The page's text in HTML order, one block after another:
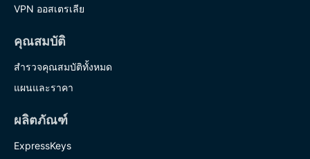
VPN ออสเตรเลีย
คุณสมบัติ
สำรวจคุณสมบัติทั้งหมด
แผนและราคา
ผลิตภัณฑ์
ExpressKeys